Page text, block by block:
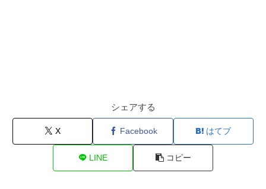
シェアする
X Facebook はてブ
LINE コピー